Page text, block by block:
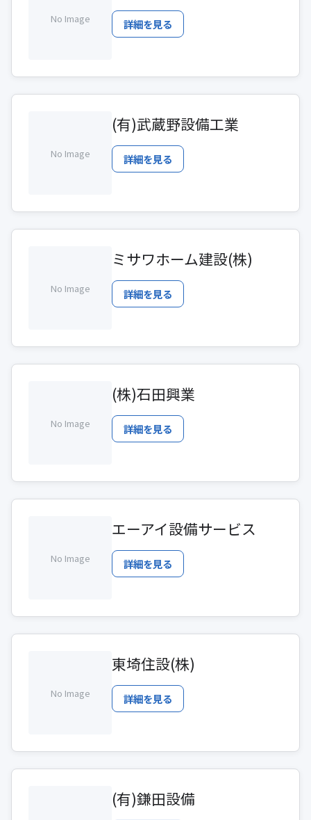
No Image 詳細を見る
No Image
(有)武蔵野設備工業
詳細を見る
No Image
ミサワホーム建設(株)
詳細を見る
No Image
(株)石田興業
詳細を見る
No Image
エーアイ設備サービス
詳細を見る
No Image
東埼住設(株)
詳細を見る
(有)鎌田設備